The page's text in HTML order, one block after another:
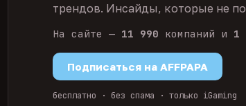
трендов. Инсайды, которые не
На сайте — 11 990 компаний и 1
Подписаться на AFFPAPA
бесплатно · без спама · только iGaming